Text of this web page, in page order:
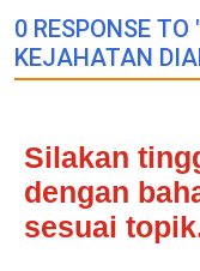
0 RESPONSE
KEJAHATAN
Silakan
dengan
sesuai